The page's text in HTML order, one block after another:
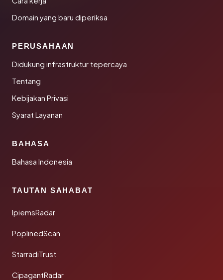
Domain yang baru diperiksa
PERUSAHAAN
Didukung infrastruktur tepercaya
Tentang
Kebijakan Privasi
Syarat Layanan
BAHASA
Bahasa Indonesia
TAUTAN SAHABAT
IpiemsRadar
PoplinedScan
StarradiTrust
CipagantRadar